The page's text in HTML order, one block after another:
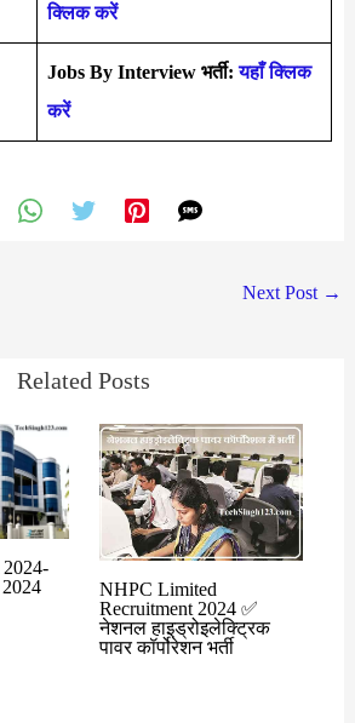
क्लिक करें
Jobs By Interview भर्ती:यहाँ क्लिक
करें
Next Post →
Related Posts
2024
NHPC Limited
Recruitment 2024 ✅
नेशनल हाइड्रोइलेक्ट्रिक
पावर कॉर्पोरेशन भर्ती